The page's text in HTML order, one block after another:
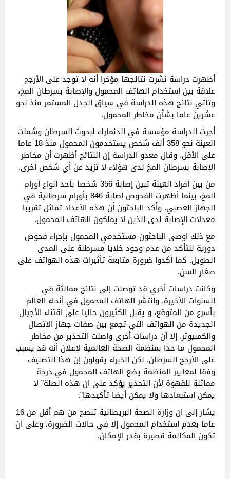
أظهرت دراسة نشرت نتائجها مؤخرا أنه لا توجد على الأرجح
علاقة بين استخدام الهاتف المحمول والإصابة بسرطان المخ،
وتأتي نتائج هذه الدراسة في سياق الجدل المستمر منذ نحو
عشرين عاما بشأن مخاطر المحمول.
أجرت الدراسة مؤسسة في الدنمارك لبحوث السرطان وشملت
العينة نحو 358 ألف شخص يستخدمون المحمول منذ 18 عاما
على الأقل. وقال معدو الدراسة إن النتائج أظهرت أن مخاطر
الإصابة بسرطان المخ لدى هؤلاء لا تزيد عن أي شخص أخرى.
من بين أفراد العينة تبين إصابة 356 شخصا بأحد أنواع أورام
المخ، بينما أظهرت الفحوص إصابة 846 بأورام سرطانية في
الجهاز العصبي. وأكد الباحثون أن هذه الأعداد تماثل تقريبا
معدلات الإصابة لدى الذين لا يملكون الهاتف المحمول.
مع ذلك اوصى الباحثون مستخدمي المحمول بإجراء فحوص
دورية للتأكد من عدم وجود خلايا مسرطنة على المدى
الطويل. كما أكدوا ضرورة متابعة تأثيرات هذه الهواتف على
صغار السن.
وكانت دراسات أخري قد توصلت إلى نتائج ممالثة في
السنوات الأخيرة. وانتشر الهاتف المحمول في أنحاء العالم
بأسرع من المتوقع، و يقبل الكثيرون حاليا على اقتناء الأجيال
الجديدة من الهواتف التي تجمع بين صفات جهاز الاتصال
والكمبيوتر. إلا أن دراسات أخرى واصلت التحذير من مخاطر
المحمول ما حدا بمنظمة الصحة العالمية لإعلان أنه قد يسبب
على الأرجح السرطان. لكن الخبراء يقولون إن هذا التصنيف
وفقا لمعايير المنظمة يضع الهاتف المحمول في درجة
مماثلة للقهوة لأن التحذير يؤكد على ان هذه الصلة” لا
يمكن استبعادها ولا يمكن أيضا تأكيدها”.
يشار إلى ان وزارة الصحة البريطانية تنصح من هم أقل من 16
عاما بعدم استخدام المحمول إلا في حالات الضرورة، وعلى ان
تكون المكالمة قصيرة بقدر الإمكان.